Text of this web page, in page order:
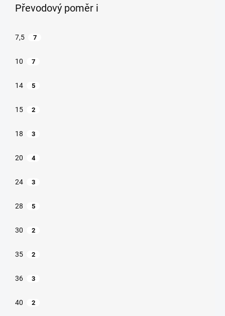
Převodový poměr i
7,5 7
10 7
14 5
15 2
18 3
20 4
24 3
28 5
30 2
35 2
36 3
40 2